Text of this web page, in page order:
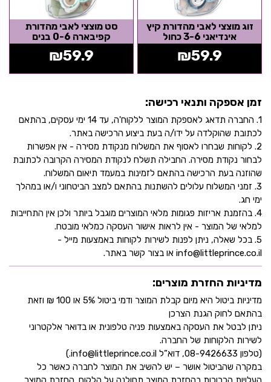
זוג מוצצי לאבי מהדורת קיץ
אינדיאני 3-6 כחול
₪59.9
סט מוצצי לאבי מהדורת
קפיבארה 0-6 בנים
₪59.9
זמן אספקה ותנאי רכישה:
1. החברה תדאג לאספקת המוצר ללקוח'ה, עד 14 ימי עסקים, בהתאם
לכתובת שהוקלדה על ידו/ה בעת ביצוע הרכישה באתר.
2. לקוחות שבחרו לאסוף את המשלוח מנקודת מסירה - אין אפשרות
לבחור נקודת מסירה. החבילה תשלח לנקודת המסירה הקרובה לכתובת
שהוזנה בעת הרכישה בהתאם לזמינות במעמד תיאום המשלוח.
3. זמני המשלוח עלולים להשתנות בהתאם למצב הביטחוני ו/או במהלך
ימי חג.
4. בהזמנת אריזות פגומות מלאי המוצרים מוגבל ביותר ולכן אין התחייבות
למלאי של המוצר - אין לראות אישור העסקה כמלאי מובטח.
5. בכל שאלה, ניתן לפנות לשירות לקוחות באמצעות מייל -
info@littleprince.co.il או בצור קשר באתר.
מדיניות החזרת מוצרים:
מדיניות ביטול היא מיום קבלת המוצר ודמי ביטול 5% או 100 ₪ וזאת
בהתאם לחוק הגנת הצרכן
ניתן לבטל את העסקה באמצעות פניה טלפונית או בדואר אלקטרוני
לשירות הלקוחות של החברה.
(טלפון 08-9426633, דוא”ל info@littleprince.co.il.)
במקרה שהביטול אושר – יש להשיב את המוצר לחברה כאשר כל